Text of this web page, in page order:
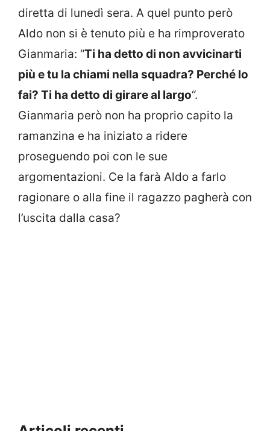
diretta di lunedì sera. A quel punto però
Aldo non si è tenuto più e ha rimproverato
Gianmaria: “Ti ha detto di non avvicinarti
più e tu la chiami nella squadra? Perché lo
fai? Ti ha detto di girare al largo“.
Gianmaria però non ha proprio capito la
ramanzina e ha iniziato a ridere
proseguendo poi con le sue
argomentazioni. Ce la farà Aldo a farlo
ragionare o alla fine il ragazzo pagherà con
l’uscita dalla casa?